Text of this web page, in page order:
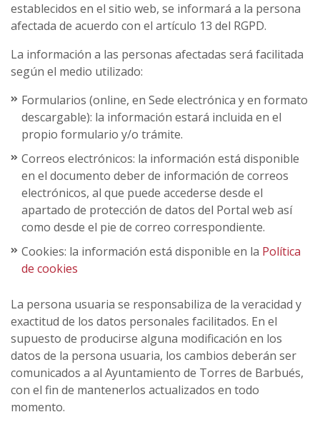
establecidos en el sitio web, se informará a la persona
afectada de acuerdo con el artículo 13 del RGPD.
La información a las personas afectadas será facilitada
según el medio utilizado:
Formularios (online, en Sede electrónica y en formato
descargable): la información estará incluida en el
propio formulario y/o trámite.
Correos electrónicos: la información está disponible
en el documento deber de información de correos
electrónicos, al que puede accederse desde el
apartado de protección de datos del Portal web así
como desde el pie de correo correspondiente.
Cookies: la información está disponible en la Política
de cookies
La persona usuaria se responsabiliza de la veracidad y
exactitud de los datos personales facilitados. En el
supuesto de producirse alguna modificación en los
datos de la persona usuaria, los cambios deberán ser
comunicados a al Ayuntamiento de Torres de Barbués,
con el fin de mantenerlos actualizados en todo
momento.